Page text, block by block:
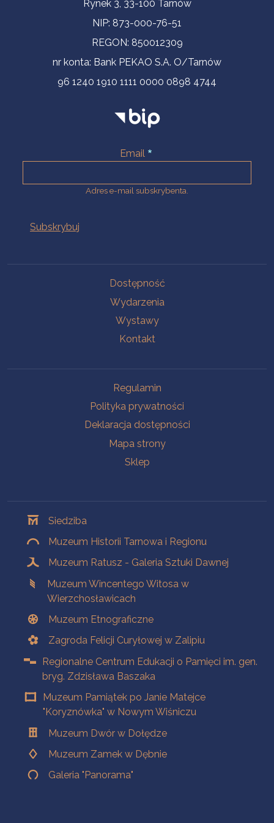
Rynek 3, 33-100 Tarnów
NIP: 873-000-76-51
REGON: 850012309
nr konta: Bank PEKAO S.A. O/Tarnów
96 1240 1910 1111 0000 0898 4744
Email
Adres e-mail subskrybenta.
Dostępność
Wydarzenia
Wystawy
Kontakt
Regulamin
Polityka prywatności
Deklaracja dostępności
Mapa strony
Sklep
Siedziba
Muzeum Historii Tarnowa i Regionu
Muzeum Ratusz - Galeria Sztuki Dawnej
Muzeum Wincentego Witosa w
Wierzchosławicach
Muzeum Etnograficzne
Zagroda Felicji Curyłowej w Zalipiu
Regionalne Centrum Edukacji o Pamięci im. gen.
bryg. Zdzisława Baszaka
Muzeum Pamiątek po Janie Matejce
"Koryznówka" w Nowym Wiśniczu
Muzeum Dwór w Dołędze
Muzeum Zamek w Dębnie
Galeria "Panorama"